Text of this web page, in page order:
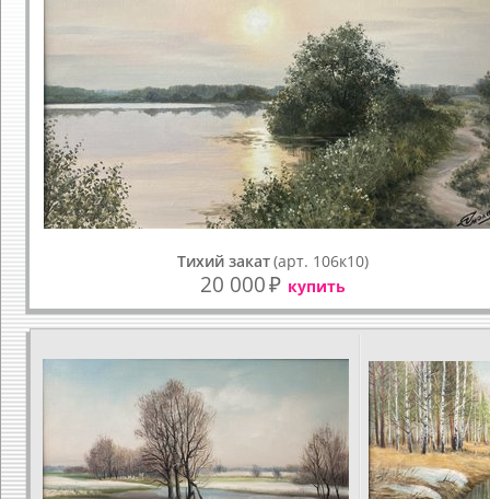
Тихий закат(арт. 106к10)
20 000₽ купить